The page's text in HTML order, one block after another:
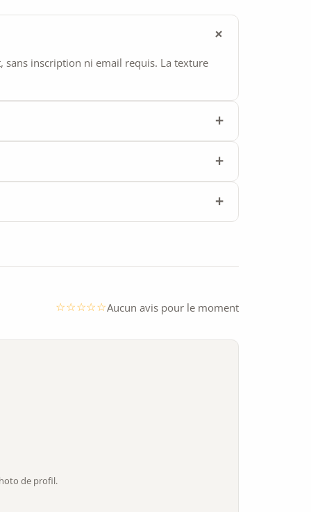
sans inscription ni email requis. La texture
Aucun avis pour le moment
de profil.